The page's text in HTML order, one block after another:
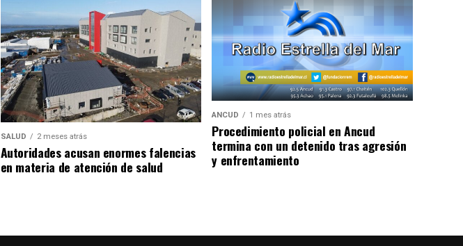
SALUD 2 meses atrás
Autoridades acusan enormes falencias
en materia de atención de salud
ANCUD 1 mes atrás
Procedimiento policial en Ancud
termina con un detenido tras agresión
y enfrentamiento